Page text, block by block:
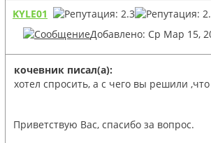
KYLE01
Добавлено: Ср Мар 15,
кочевник писал(а):
хотел спросить, а с чего вы решили
Приветствую Вас, спасибо за вопрос.